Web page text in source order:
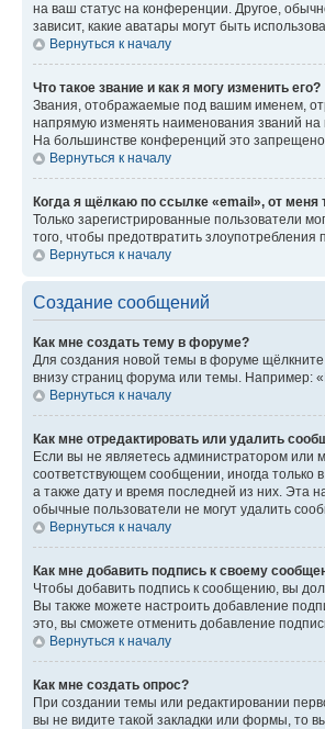
на ваш статус на конференции. Другое,
зависит, какие аватары могут быть
Вернуться к началу
Что такое звание и как я могу изменить его?
Звания, отображаемые под вашим именем,
напрямую изменять наименования званий
На большинстве конференций это
Вернуться к началу
Когда я щёлкаю по ссылке «email», от
Только зарегистрированные пользователи
того, чтобы предотвратить
Вернуться к началу
Создание сообщений
Как мне создать тему в форуме?
Для создания новой темы в форуме
внизу страниц форума или темы. Например:
Вернуться к началу
Как мне отредактировать или удалить
Если вы не являетесь администратором или
соответствующем сообщении, иногда только
а также дату и время последней из них. Эта
обычные пользователи не могут удалить
Вернуться к началу
Как мне добавить подпись к своему
Чтобы добавить подпись к сообщению, вы
Вы также можете настроить добавление
это, вы сможете отменить добавление
Вернуться к началу
Как мне создать опрос?
При создании темы или редактировании
вы не видите такой закладки или формы, то